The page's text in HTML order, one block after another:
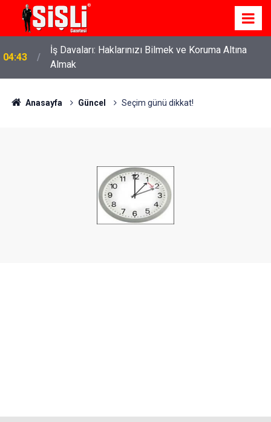
04:43
İş Davaları: Haklarınızı Bilmek ve Koruma Altına
Almak
Anasayfa Güncel Seçim günü dikkat!